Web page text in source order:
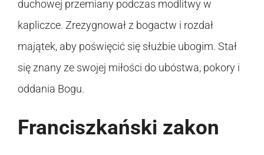
duchowej przemiany podczas modlitwy w
kapliczce. Zrezygnował z bogactw i rozdał
majątek, aby poświęcić się służbie ubogim. Stał
się znany ze swojej miłości do ubóstwa, pokory i
oddania Bogu.
Franciszkański zakon